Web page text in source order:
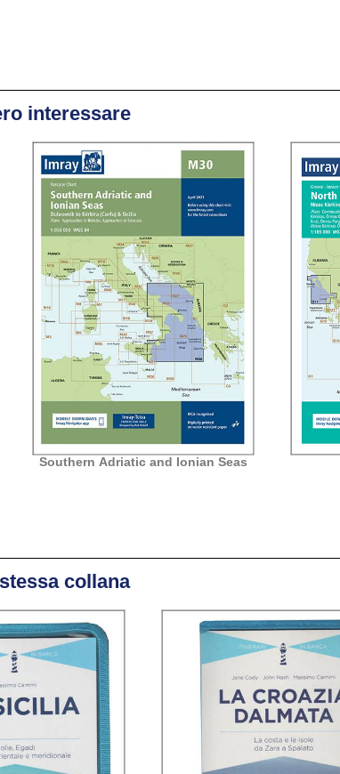
interessare
Southern Adriatic and Ionian Seas
collana